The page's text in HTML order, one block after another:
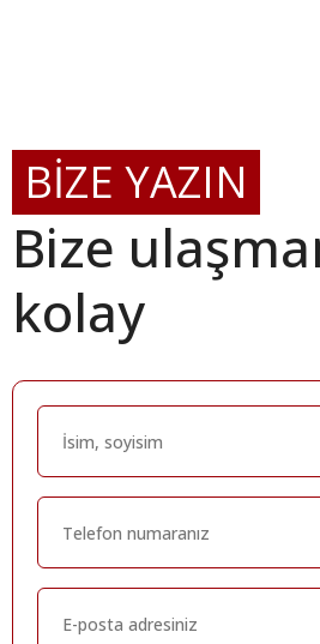
BİZE YAZIN
Bize
kolay